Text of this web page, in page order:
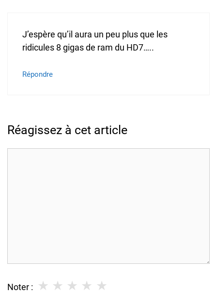
J’espère qu’il aura un peu plus que les
ridicules 8 gigas de ram du HD7…..
Répondre
Réagissez à cet article
Noter : ★
★
★
★
★